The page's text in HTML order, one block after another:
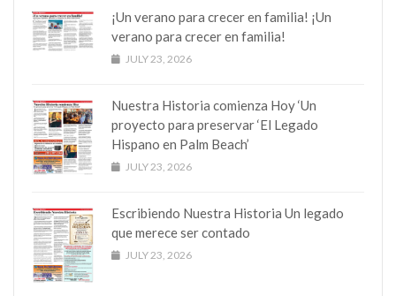
¡Un verano para crecer en familia! ¡Un
verano para crecer en familia!
JULY 23, 2026
Nuestra Historia comienza Hoy ‘Un
proyecto para preservar ‘El Legado
Hispano en Palm Beach’
JULY 23, 2026
Escribiendo Nuestra Historia Un legado
que merece ser contado
JULY 23, 2026